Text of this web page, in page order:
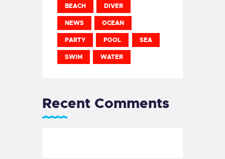
BEACH DIVER
NEWS OCEAN
PARTY POOL SEA
SWIM WATER
Recent Comments